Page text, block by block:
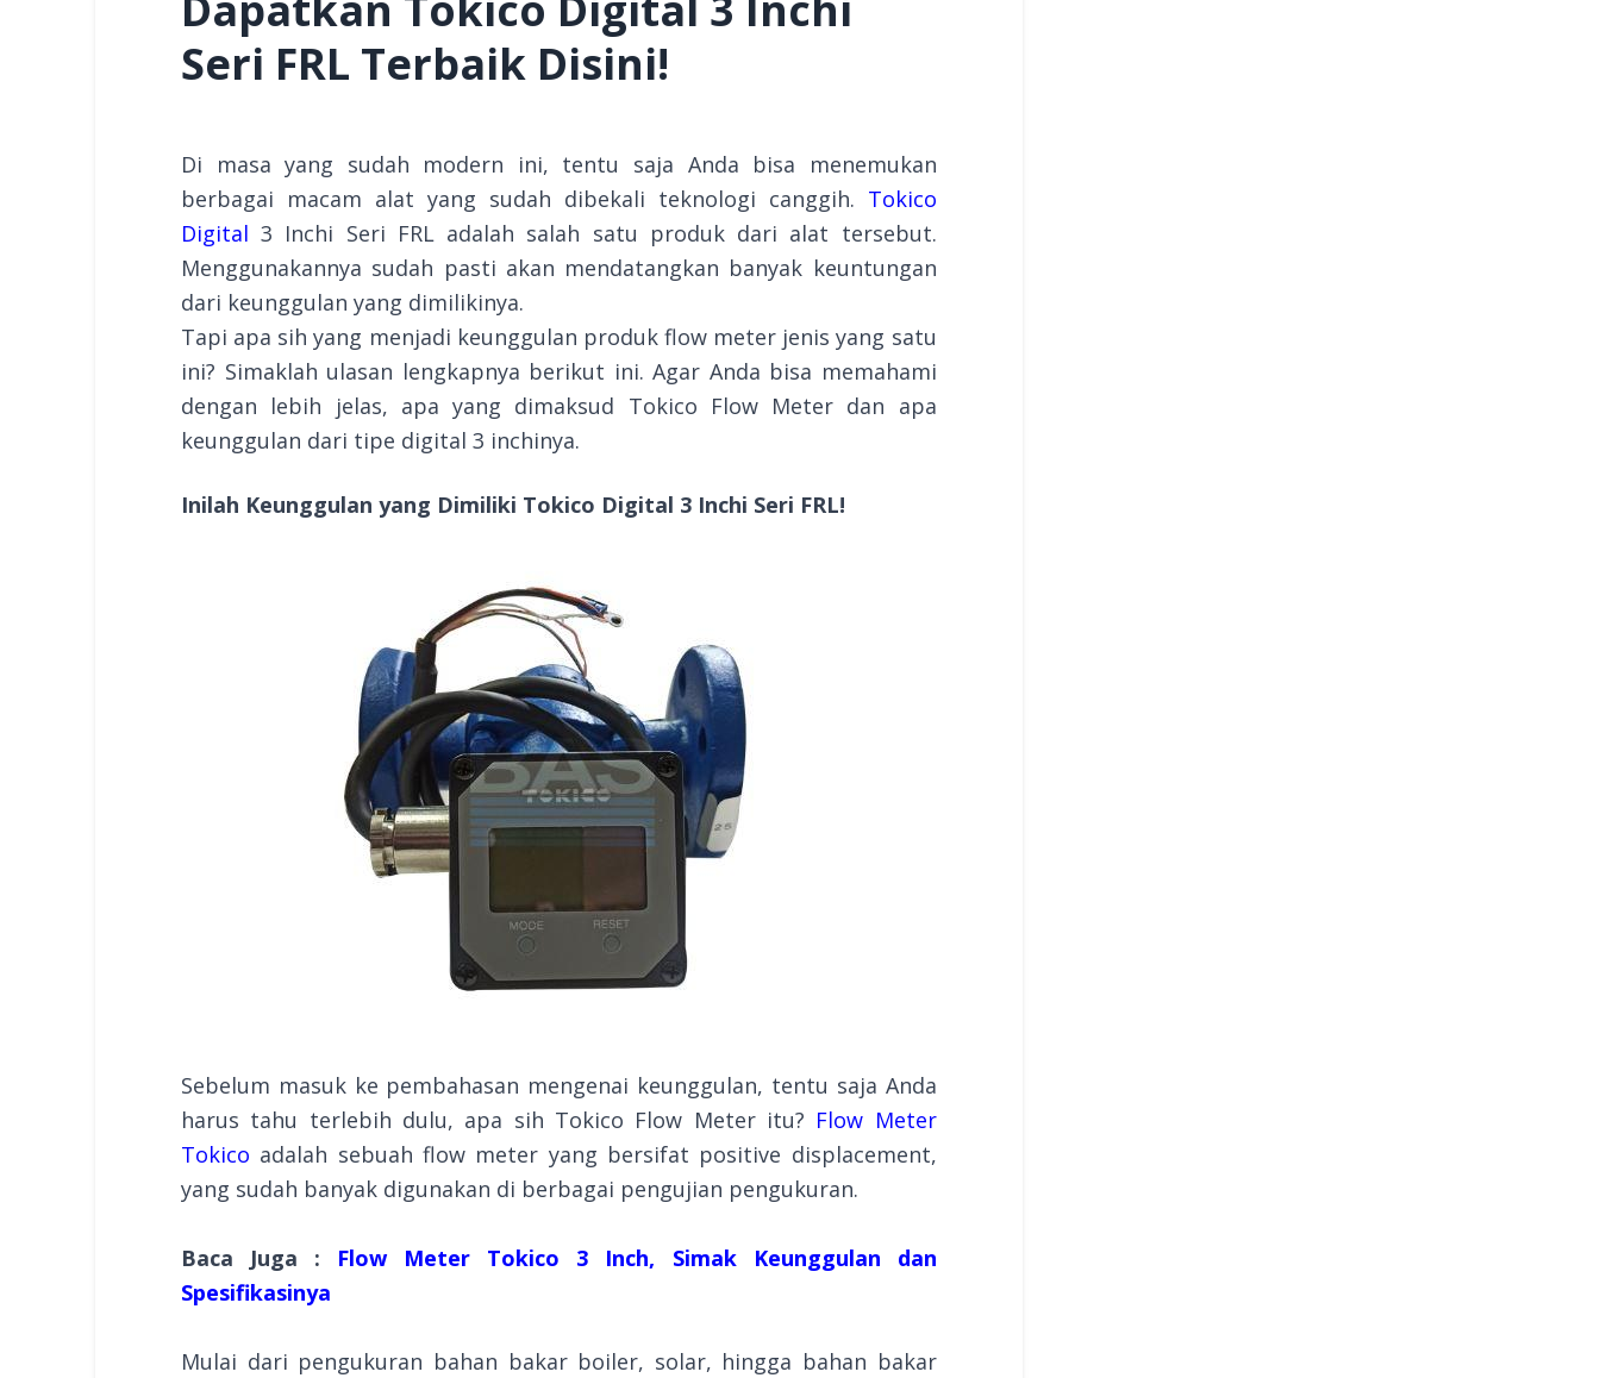
Seri FRL Terbaik Disini!
Di masa yang sudah modern ini, tentu saja Anda bisa menemukan
berbagai macam alat yang sudah dibekali teknologi canggih. Tokico
Digital 3 Inchi Seri FRL adalah salah satu produk dari alat tersebut.
Menggunakannya sudah pasti akan mendatangkan banyak keuntungan
dari keunggulan yang dimilikinya.
Tapi apa sih yang menjadi keunggulan produk flow meter jenis yang satu
ini? Simaklah ulasan lengkapnya berikut ini. Agar Anda bisa memahami
dengan lebih jelas, apa yang dimaksud Tokico Flow Meter dan apa
keunggulan dari tipe digital 3 inchinya.
Inilah Keunggulan yang Dimiliki Tokico Digital 3 Inchi Seri FRL!
Sebelum masuk ke pembahasan mengenai keunggulan, tentu saja Anda
harus tahu terlebih dulu, apa sih Tokico Flow Meter itu? Flow Meter
Tokico adalah sebuah flow meter yang bersifat positive displacement,
yang sudah banyak digunakan di berbagai pengujian pengukuran.
Baca Juga : Flow Meter Tokico 3 Inch, Simak Keunggulan dan
Spesifikasinya
Mulai dari pengukuran bahan bakar boiler, solar, hingga bahan bakar